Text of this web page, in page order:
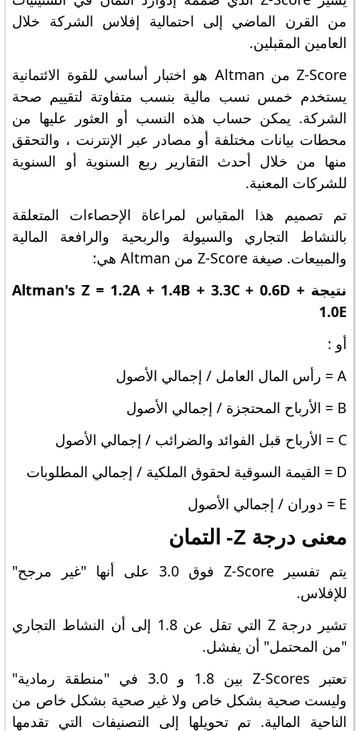
من القرن الماضي إلى احتمالية إفلاس الشركة خلال
العامين المقبلين.
Z-Score من Altman هو اختبار أساسي للقوة الائتمانية
يستخدم خمس نسب مالية بنسب متفاوتة لتقييم صحة
الشركة. يمكن حساب هذه النسب أو العثور عليها من
محطات بيانات مختلفة أو مصادر عبر الإنترنت ، والتحقق
منها من خلال أحدث التقارير ربع السنوية أو السنوية
للشركات المعنية.
تم تصميم هذا المقياس لمراعاة الإحصاءات المتعلقة
بالنشاط التجاري والسيولة والربحية والرافعة المالية
والمبيعات. صيغة Z-Score من Altman هي:
نتيجة Altman's Z = 1.2A + 1.4B + 3.3C + 0.6D +
1.0E
أو :
A = رأس المال العامل / إجمالي الأصول
B = الأرباح المحتجزة / إجمالي الأصول
C = الأرباح قبل الفوائد والضرائب / إجمالي الأصول
D = القيمة السوقية لحقوق الملكية / إجمالي المطلوبات
E = دوران / إجمالي الأصول
معنى درجة Z- التمان
يتم تفسير Z-Score فوق 3.0 على أنها "غير مرجح"
للإفلاس.
تشير درجة Z التي تقل عن 1.8 إلى أن النشاط التجاري
"من المحتمل" أن يفشل.
تعتبر Z-Scores بين 1.8 و 3.0 في "منطقة رمادية"
وليست صحية بشكل خاص ولا غير صحية بشكل خاص من
الناحية المالية. تم تحويلها إلى التصنيفات التي تقدمها